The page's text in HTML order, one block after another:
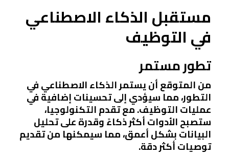
مستقبل الذكاء الاصطناعي
في التوظيف
تطور مستمر
من المتوقع أن يستمر الذكاء الاصطناعي في
التطور، مما سيؤدي إلى تحسينات إضافية في
عمليات التوظيف. مع تقدم التكنولوجيا،
ستصبح الأدوات أكثر ذكاءً وقدرة على تحليل
البيانات بشكل أعمق، مما سيمكنها من تقديم
توصيات أكثر دقة.